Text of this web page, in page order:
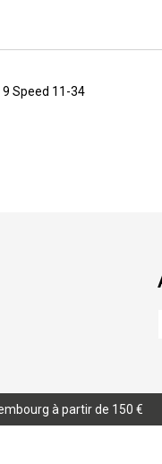
9 Speed 11-34
à partir de 150 €